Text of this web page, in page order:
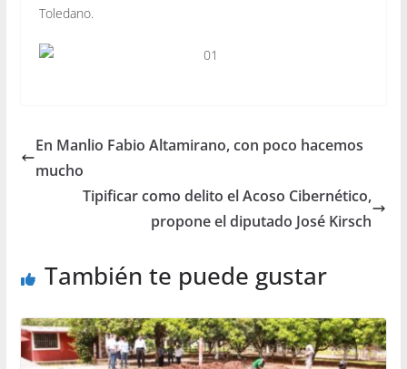
Toledano.
En Manlio Fabio Altamirano, con poco hacemos
mucho
Tipificar como delito el Acoso Cibernético,
propone el diputado José Kirsch
También te puede gustar